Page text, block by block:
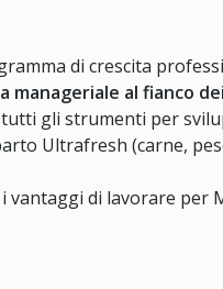
di crescita
manageriale al fianco
gli strumenti per
Ultrafresh (carne,
di lavorare per